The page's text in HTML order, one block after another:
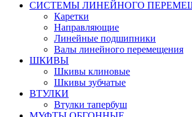
СИСТЕМЫ ЛИНЕЙНОГО
Каретки
Направляющие
Линейные подшипники
Валы линейного перемещения
ШКИВЫ
Шкивы клиновые
Шкивы зубчатые
ВТУЛКИ
Втулки тапербуш